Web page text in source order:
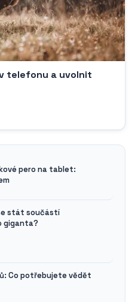
telefonu a uvolnit
pero na tablet:
stát součástí
giganta?
Co potřebujete vědět